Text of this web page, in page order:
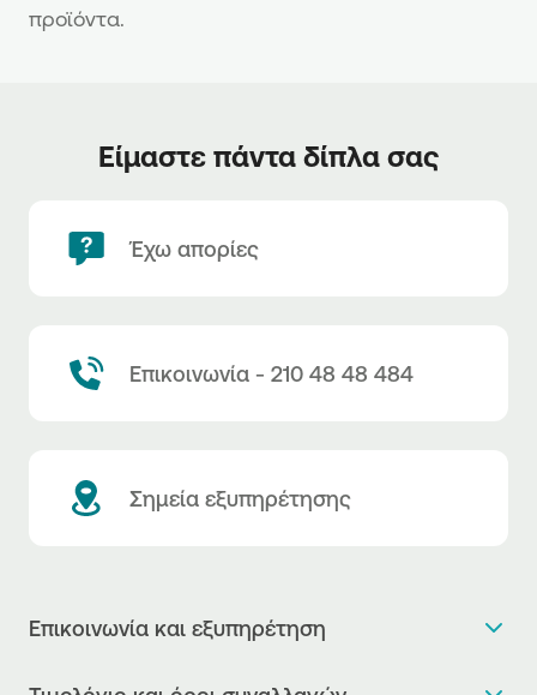
προϊόντα.
Είμαστε πάντα δίπλα σας
Έχω απορίες
Επικοινωνία - 210 48 48 484
Σημεία εξυπηρέτησης
Επικοινωνία και εξυπηρέτηση